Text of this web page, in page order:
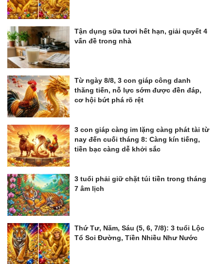
Tận dụng sữa tươi hết hạn, giải quyết 4
vấn đề trong nhà
Từ ngày 8/8, 3 con giáp công danh
thăng tiến, nỗ lực sớm được đền đáp,
cơ hội bứt phá rõ rệt
3 con giáp càng im lặng càng phát tài từ
nay đến cuối tháng 8: Càng kín tiếng,
tiền bạc càng dễ khởi sắc
3 tuổi phải giữ chặt túi tiền trong tháng
7 âm lịch
Thứ Tư, Năm, Sáu (5, 6, 7/8): 3 tuổi Lộc
Tổ Soi Đường, Tiền Nhiều Như Nước